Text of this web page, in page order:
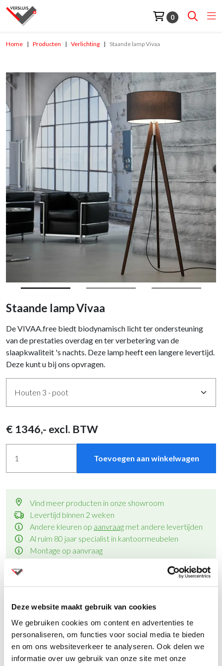
Deze website maakt gebruik van cookies
We gebruiken cookies om content en advertenties te
personaliseren, om functies voor social media te bieden
en om ons websiteverkeer te analyseren. Ook delen we
informatie over uw gebruik van onze site met onze
0
Home Producten Verlichting Staande lamp Vivaa
Staande lamp Vivaa
De VIVAA.free biedt biodynamisch licht ter ondersteuning
van de prestaties overdag en ter verbetering van de
slaapkwaliteit 's nachts. Deze lamp heeft een langere levertijd.
Deze kunt u bij ons opvragen.
€ 1346,- excl. BTW
Toevoegen aan winkelwagen
Vind meer producten in onze showroom
Levertijd binnen 2 weken
Andere kleuren op aanvraag met andere levertijden
Al ruim 80 jaar specialist in kantoormeubelen
Montage op aanvraag
Productinformatie